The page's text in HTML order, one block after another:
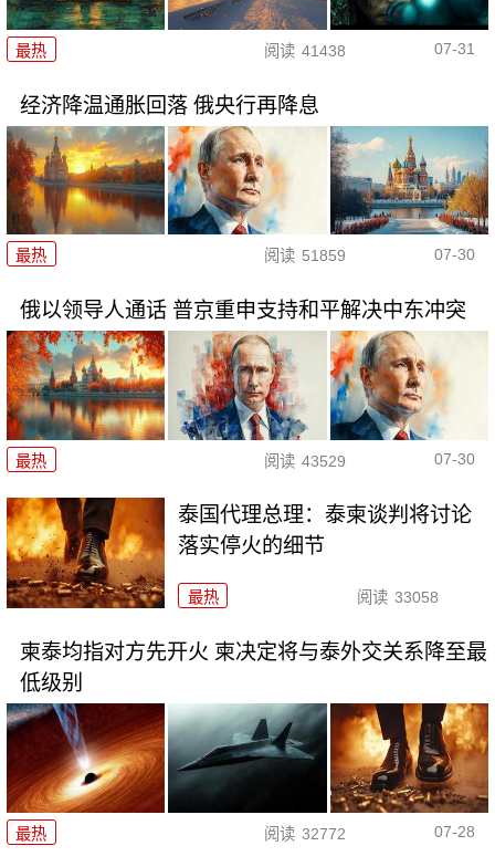
最热 阅读 41438 07-31
经济降温通胀回落 俄央行再降息
最热 阅读 51859 07-30
俄以领导人通话 普京重申支持和平解决中东冲突
最热 阅读 43529 07-30
泰国代理总理：泰柬谈判将讨论
落实停火的细节
最热 阅读 33058
柬泰均指对方先开火 柬决定将与泰外交关系降至最
低级别
最热 阅读 32772 07-28